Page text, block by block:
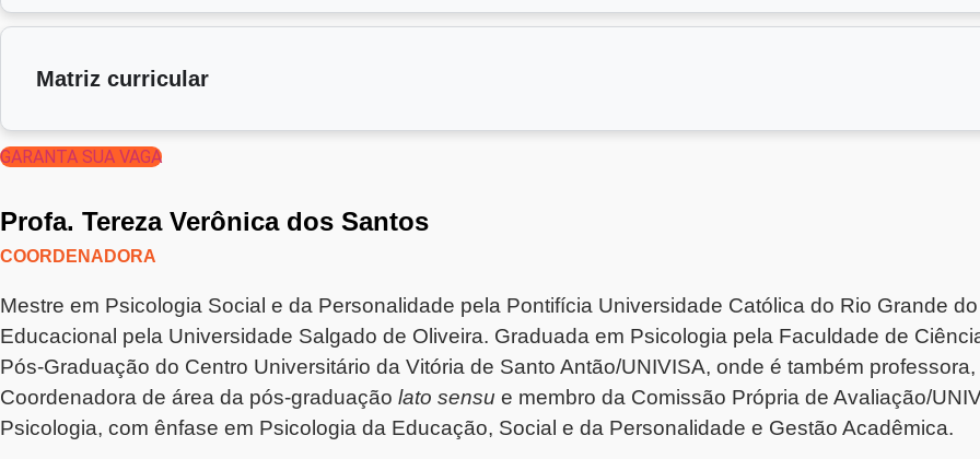
Matriz curricular
GARANTA SUA VAGA
Profa. Tereza Verônica dos Santos
COORDENADORA
Mestre em Psicologia Social e da Personalidade pela Pontifícia Universidade Católica do Rio Grande
Educacional pela Universidade Salgado de Oliveira. Graduada em Psicologia pela Faculdade de
Pós-Graduação do Centro Universitário da Vitória de Santo Antão/UNIVISA, onde é também
Coordenadora de área da pós-graduação lato sensu e membro da Comissão Própria de Avaliação/
Psicologia, com ênfase em Psicologia da Educação, Social e da Personalidade e Gestão Acadêmica.